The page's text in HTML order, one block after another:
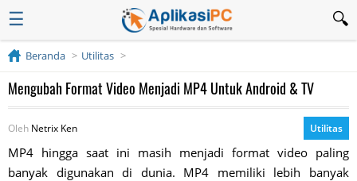
☰
Beranda Utilitas
Mengubah Format Video Menjadi MP4 Untuk Android & TV
Oleh Netrix Ken Utilitas
MP4 hingga saat ini masih menjadi format video paling
banyak digunakan di dunia. MP4 memiliki lebih banyak